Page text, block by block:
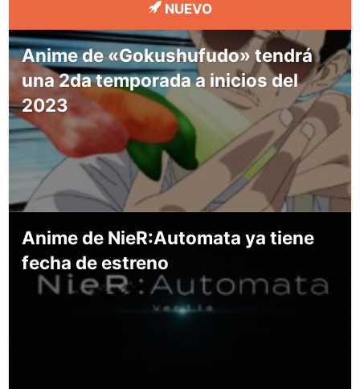
NUEVO
Anime de «Gokushufudo» tendrá
una 2da temporada a inicios del
2023
Anime de NieR:Automata ya tiene
fecha de estreno